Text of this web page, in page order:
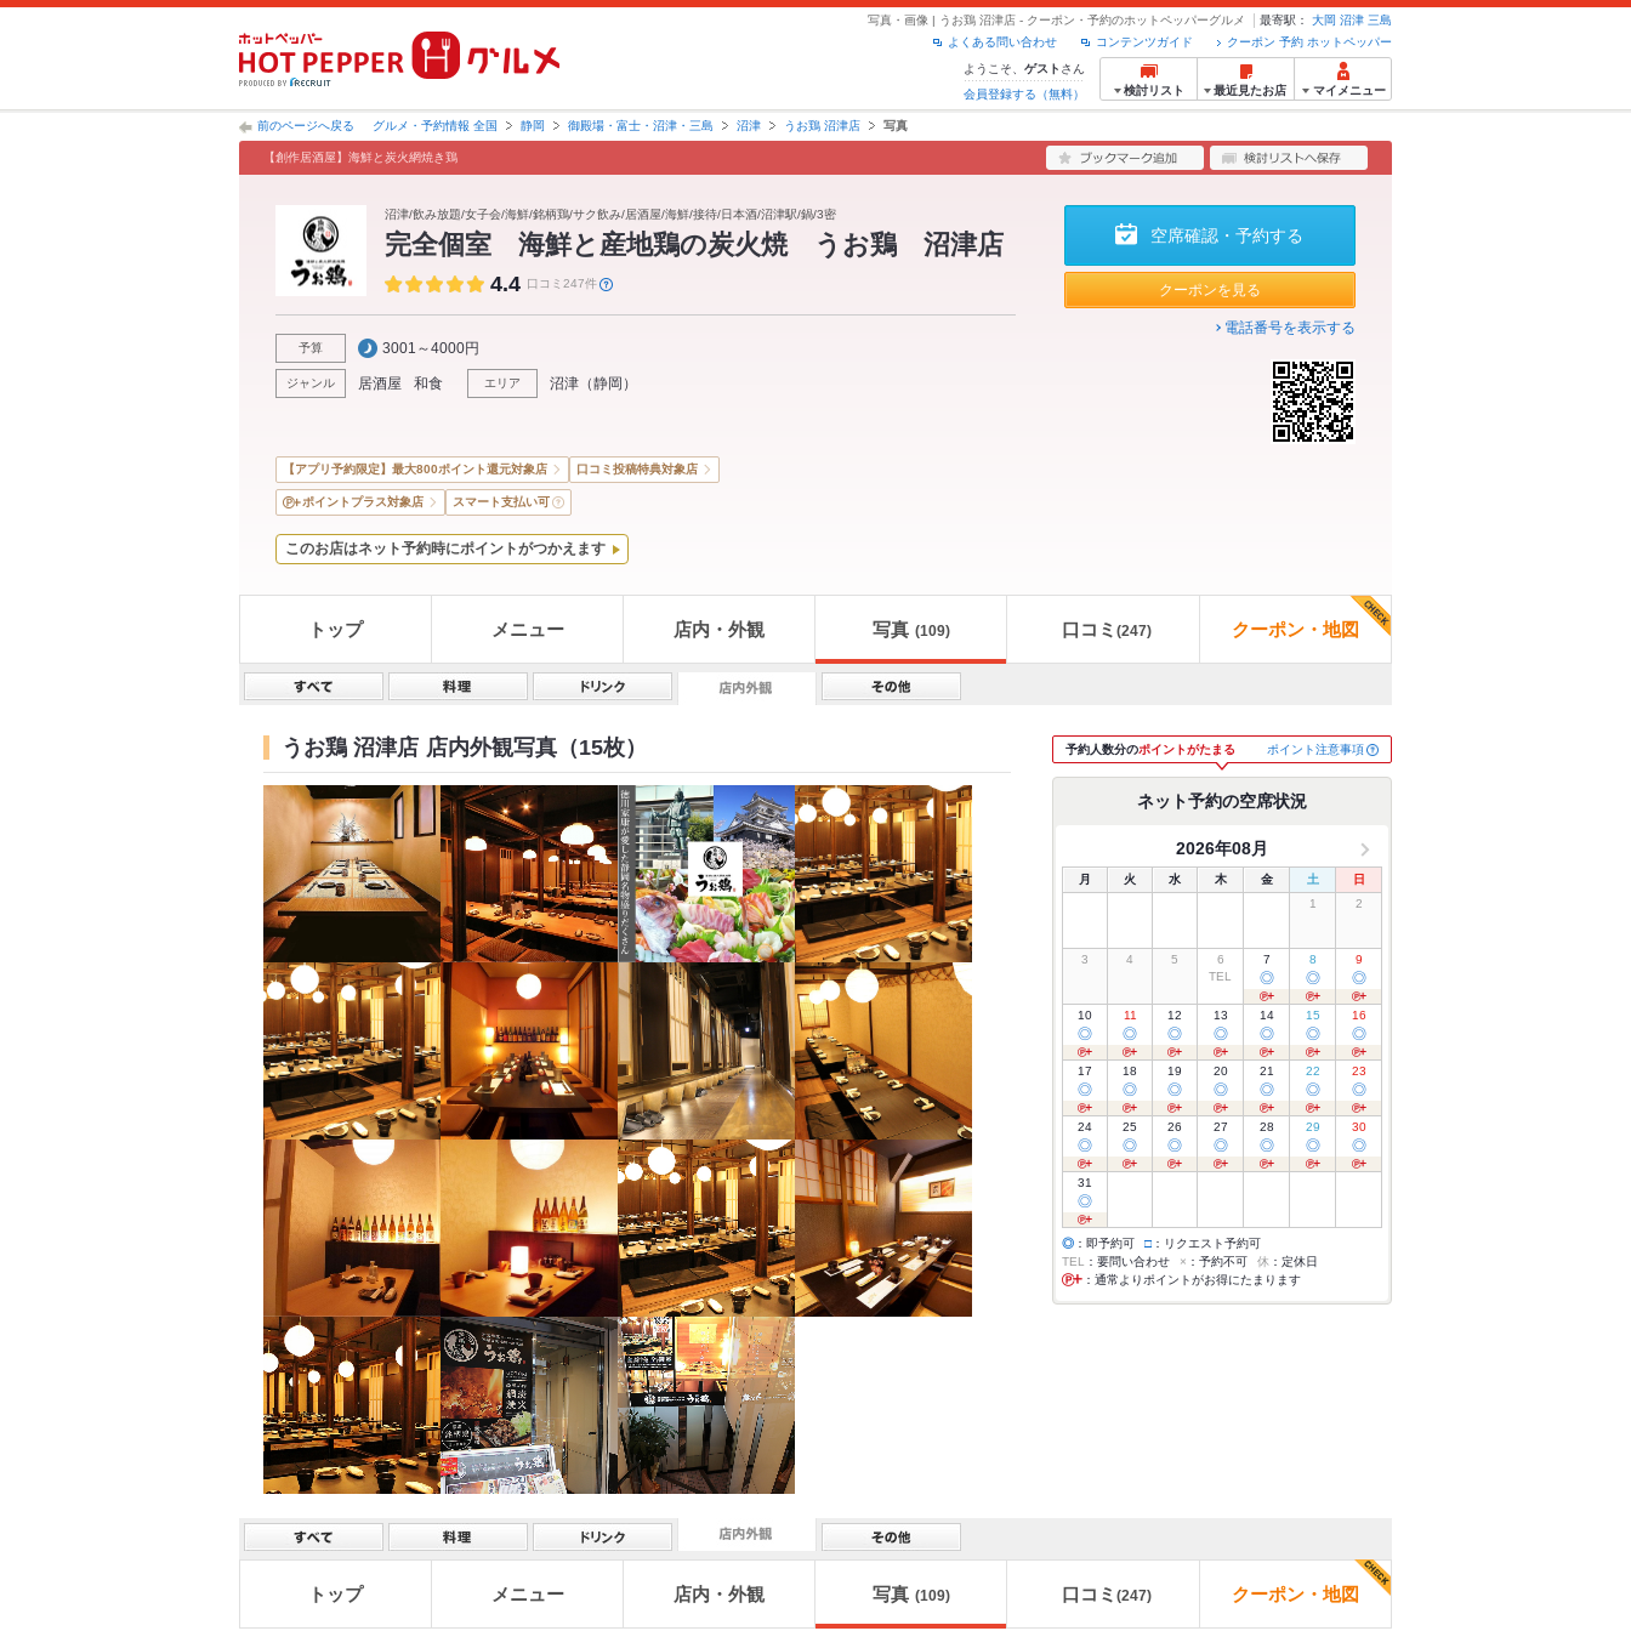
写真・画像 | うお鶏 沼津店 - クーポン・予約のホットペッパーグルメ 最寄駅： 大岡 沼津 三島
クーポン 予約 ホットペッパー
コンテンツガイド
よくある問い合わせ
ようこそ、 ゲスト さん
会員登録する（無料）
検討リスト 最近見たお店 マイメニュー
前のページへ戻る グルメ・予約情報 全国 静岡 御殿場・富士・沼津・三島 沼津 うお鶏 沼津店 写真
【創作居酒屋】海鮮と炭火網焼き鶏
沼津/飲み放題/女子会/海鮮/銘柄鶏/サク飲み/居酒屋/海鮮/接待/日本酒/沼津駅/鍋/3密
完全個室 海鮮と産地鶏の炭火焼 うお鶏 沼津店
4.4 口コミ247件
予算 3001～4000円
ジャンル 居酒屋 和食 エリア 沼津 （静岡 ）
空席確認・予約する
クーポンを見る
電話番号を表示する
【アプリ予約限定】最大800ポイント還元対象店 口コミ投稿特典対象店
ポイントプラス対象店 スマート支払い可
このお店はネット予約時にポイントがつかえます
トップ メニュー 店内・外観 写真 (109) 口コミ (247) クーポン・地図
うお鶏 沼津店 店内外観写真（15枚） 予約人数分のポイントがたまる ポイント注意事項
ネット予約の空席状況
2026年08月
月 火 水 木 金 土
日
1
2
3 4 5
6
TEL
7
◎
8
◎
9
◎
10
◎
11
◎
12
◎
13
◎
14
◎
15
◎
16
◎
17
◎
18
◎
19
◎
20
◎
21
◎
22
◎
23
◎
24
◎
25
◎
26
◎
27
◎
28
◎
29
◎
30
◎
31
◎
◎ ：即予約可 □ ：リクエスト予約可
TEL
：要問い合わせ × ：予約不可 休 ：定休日
：通常よりポイントがお得にたまります
トップ メニュー 店内・外観 写真 (109) 口コミ (247) クーポン・地図